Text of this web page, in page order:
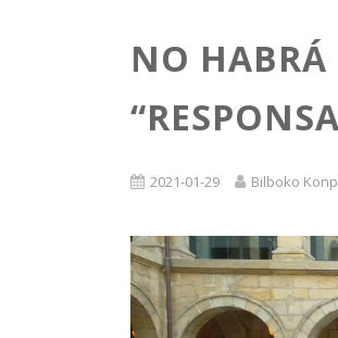
NO HABRÁ
2021-01-29 Bilboko